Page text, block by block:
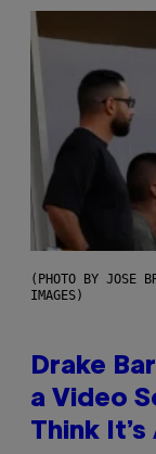
(PHOTO BY JOSE
IMAGES)
Drake
a Video
Think It’s